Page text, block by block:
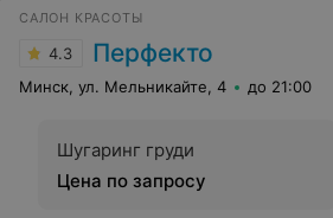
САЛОН КРАСОТЫ
4.3 Перфекто
Минск, ул. Мельникайте, 4 до 21:00
Шугаринг груди
Цена по запросу